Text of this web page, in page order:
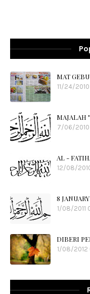
MAT
11/24/2010
MAJALAH
7/06/2010
AL -
12/08/
8
1/08/2011
DIBERI
1/08/2012